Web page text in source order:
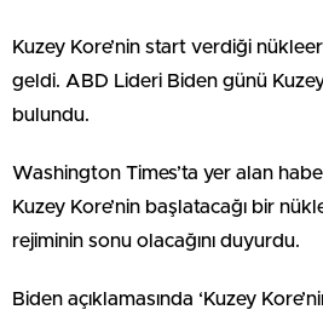
Kuzey Kore’nin start verdiği
geldi. ABD Lideri Biden günü
bulundu.
Washington Times’ta yer alan
Kuzey Kore’nin başlatacağı bir
rejiminin sonu olacağını duyurdu.
Biden açıklamasında ‘Kuzey